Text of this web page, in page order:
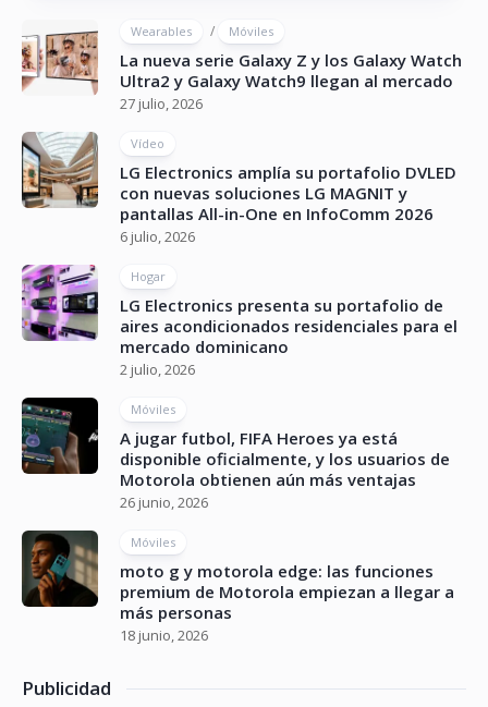
Wearables / Móviles
La nueva serie Galaxy Z y los Galaxy Watch
Ultra2 y Galaxy Watch9 llegan al mercado
27 julio, 2026
Vídeo
LG Electronics amplía su portafolio DVLED
con nuevas soluciones LG MAGNIT y
pantallas All-in-One en InfoComm 2026
6 julio, 2026
Hogar
LG Electronics presenta su portafolio de
aires acondicionados residenciales para el
mercado dominicano
2 julio, 2026
Móviles
A jugar futbol, FIFA Heroes ya está
disponible oficialmente, y los usuarios de
Motorola obtienen aún más ventajas
26 junio, 2026
Móviles
moto g y motorola edge: las funciones
premium de Motorola empiezan a llegar a
más personas
18 junio, 2026
Publicidad